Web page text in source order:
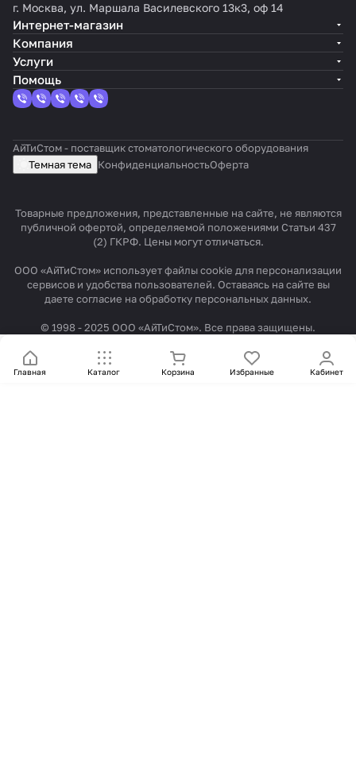
Главная Каталог Корзина Избранные Кабинет
г. Москва, ул. Маршала Василевского 13к3, оф 14
Интернет-магазин
Компания
Услуги
Помощь
АйТиСтом - поставщик стоматологического оборудования
Темная тема КонфиденциальностьОферта
Товарные предложения, представленные на сайте, не являются
публичной офертой, определяемой положениями Статьи 437
(2) ГКРФ. Цены могут отличаться.
ООО «АйТиСтом» использует файлы cookie для персонализации
сервисов и удобства пользователей. Оставаясь на сайте вы
даете согласие на обработку персональных данных.
© 1998 - 2025 ООО «АйТиСтом». Все права защищены.